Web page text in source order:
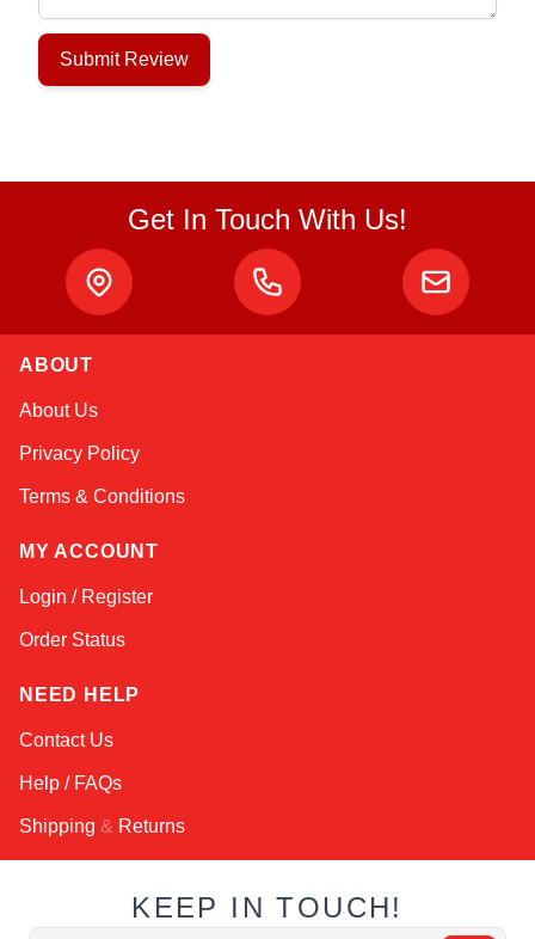
Submit Review
Get In Touch With Us!
ABOUT
About Us
Privacy Policy
Terms & Conditions
MY ACCOUNT
Login / Register
Order Status
NEED HELP
Contact Us
Help / FAQs
Shipping & Returns
KEEP IN TOUCH!